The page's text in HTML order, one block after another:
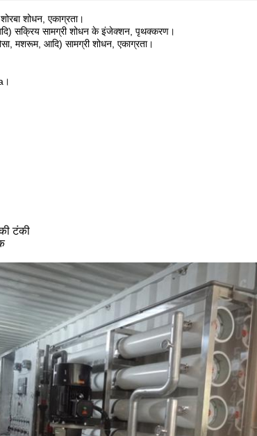
शोधन, एकाग्रता।
सक्रिय सामग्री शोधन के इंजेक्शन, पृथक्करण।
मशरूम, आदि) सामग्री शोधन, एकाग्रता।
टंकी